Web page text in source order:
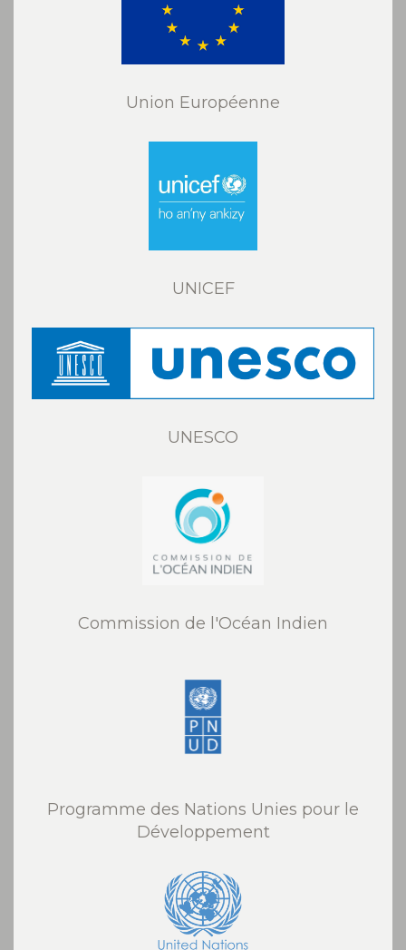
Union Européenne
UNICEF
UNESCO
Commission de l'Océan Indien
Programme des Nations Unies pour le
Développement